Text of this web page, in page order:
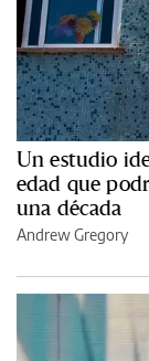
Un estudio
edad que
una década
Andrew Gregory